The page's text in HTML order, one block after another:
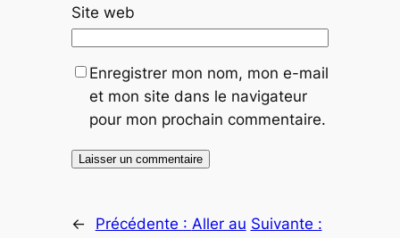
Site web
Enregistrer mon nom, mon e-mail
et mon site dans le navigateur
pour mon prochain commentaire.
← Précédente : Aller au Suivante :